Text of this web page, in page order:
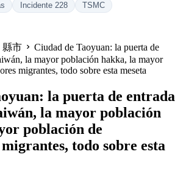
Incidente 228
TSMC
縣市
Ciudad de Taoyuan: la puerta de
la mayor población hakka, la mayor
migrantes, todo sobre esta meseta
la puerta de entrada
la mayor población
población de
todo sobre esta